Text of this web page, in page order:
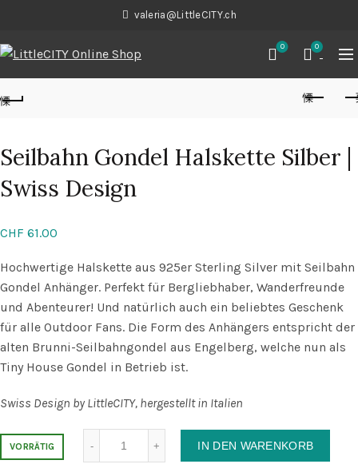
valeria@LittleCITY.ch
0 0
Seilbahn Gondel Halskette Silber |
Swiss Design
CHF 61.00
Hochwertige Halskette aus 925er Sterling Silver mit Seilbahn
Gondel Anhänger. Perfekt für Bergliebhaber, Wanderfreunde
und Abenteurer! Und natürlich auch ein beliebtes Geschenk
für alle Outdoor Fans. Die Form des Anhängers entspricht der
alten Brunni-Seilbahngondel aus Engelberg, welche nun als
Tiny House Gondel in Betrieb ist.
Swiss Design by LittleCITY, hergestellt in Italien
VORRÄTIG IN DEN WARENKORB